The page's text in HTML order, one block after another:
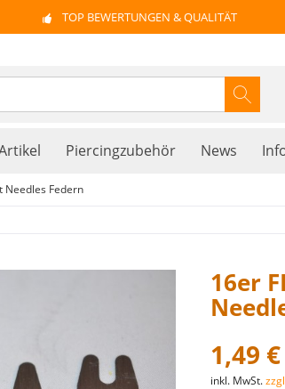
TOP BEWERTUNGEN & QUALITÄT
Piercingzubehör News
Needles Federn
16er
1,49
inkl. MwSt.